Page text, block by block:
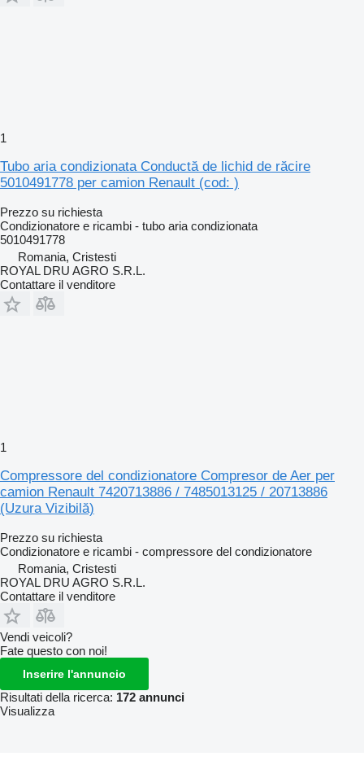
1
Tubo aria condizionata Conductă de lichid de răcire
5010491778 per camion Renault (cod: )
Prezzo su richiesta
Condizionatore e ricambi - tubo aria condizionata
5010491778
Romania, Cristesti
ROYAL DRU AGRO S.R.L.
Contattare il venditore
1
Compressore del condizionatore Compresor de Aer per
camion Renault 7420713886 / 7485013125 / 20713886
(Uzura Vizibilă)
Prezzo su richiesta
Condizionatore e ricambi - compressore del condizionatore
Romania, Cristesti
ROYAL DRU AGRO S.R.L.
Contattare il venditore
Vendi veicoli?
Fate questo con noi!
Inserire l'annuncio
Risultati della ricerca: 172 annunci
Visualizza